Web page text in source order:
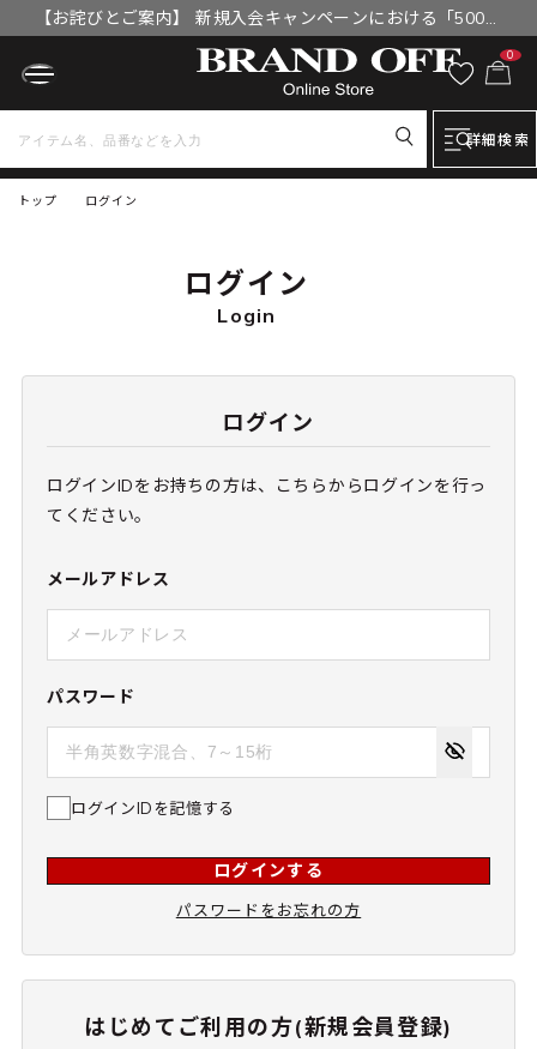
【お詫びとご案内】 新規入会キャンペーンにおける「500円
OFFクーポン」付与漏れと補填について
0
詳細検索
トップ ログイン
ログイン
Login
ログイン
ログインIDをお持ちの方は、こちらからログインを行っ
てください。
メールアドレス
パスワード
ログインIDを記憶する
ログインする
パスワードをお忘れの方
はじめてご利用の方(新規会員登録)